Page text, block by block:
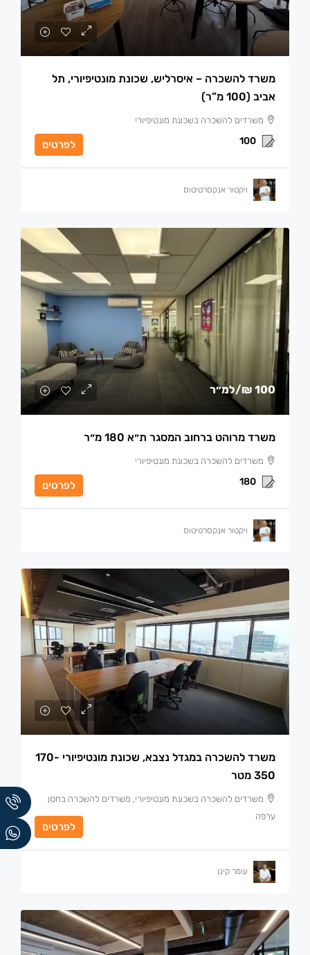
משרד להשכרה – איסרליש, שכונת מונטיפיורי, תל
אביב (100 מ”ר)
משרדים להשכרה בשכונת מונטיפיורי
100 לפרטים
ויקטור אנקסרטיטוס
100 ₪ /למ״ר
משרד מרוהט ברחוב המסגר ת״א 180 מ״ר
משרדים להשכרה בשכונת מונטיפיורי
180 לפרטים
ויקטור אנקסרטיטוס
משרד להשכרה במגדל נצבא, שכונת מונטיפיורי 170-
350 מטר
משרדים להשכרה בשכונת מונטיפיורי, משרדים להשכרה בחסן
ערפה
לפרטים
עומר קינן